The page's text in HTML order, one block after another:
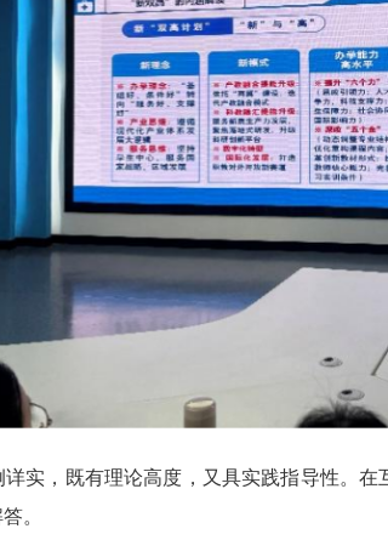
实，既有理论高度，又具实践指导性。
。